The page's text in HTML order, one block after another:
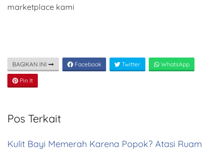
marketplace kami
BAGIKAN INI Facebook Twitter WhatsApp
Pin It
Pos Terkait
Kulit Bayi Memerah Karena Popok? Atasi Ruam